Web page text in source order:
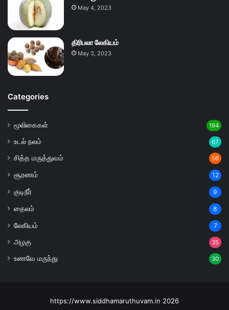
May 4, 2023
திரிபலா லேகியம்
May 3, 2023
Categories
மூலிகைகள் 194
உடல் நலம் 67
சித்த மருத்துவம் 56
சூரணம் 12
குடிநீர் 9
தைலம் 8
லேகியம் 7
அழகு 35
உணவே மருந்து 30
https://www.siddhamaruthuvam.in 2026